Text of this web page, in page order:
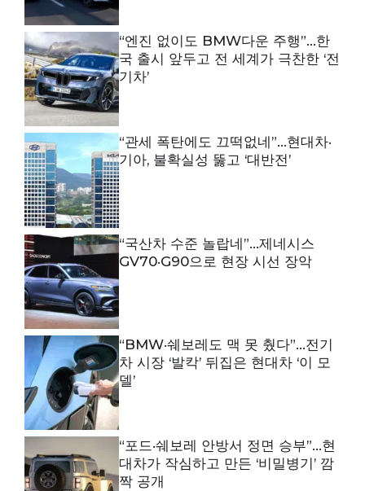
“엔진 없이도 BMW다운 주행”…한
국 출시 앞두고 전 세계가 극찬한 ‘전
기차’
“관세 폭탄에도 끄떡없네”…현대차·
기아, 불확실성 뚫고 ‘대반전’
“국산차 수준 놀랍네”…제네시스
GV70·G90으로 현장 시선 장악
“BMW·쉐보레도 맥 못 췄다”…전기
차 시장 ‘발칵’ 뒤집은 현대차 ‘이 모
델’
“포드·쉐보레 안방서 정면 승부”…현
대차가 작심하고 만든 ‘비밀병기’ 깜
짝 공개